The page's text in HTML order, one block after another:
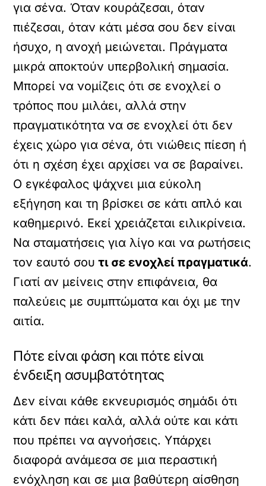
για σένα. Όταν κουράζεσαι, όταν
πιέζεσαι, όταν κάτι μέσα σου δεν είναι
ήσυχο, η ανοχή μειώνεται. Πράγματα
μικρά αποκτούν υπερβολική σημασία.
Μπορεί να νομίζεις ότι σε ενοχλεί ο
τρόπος που μιλάει, αλλά στην
πραγματικότητα να σε ενοχλεί ότι δεν
έχεις χώρο για σένα, ότι νιώθεις πίεση ή
ότι η σχέση έχει αρχίσει να σε βαραίνει.
Ο εγκέφαλος ψάχνει μια εύκολη
εξήγηση και τη βρίσκει σε κάτι απλό και
καθημερινό. Εκεί χρειάζεται ειλικρίνεια.
Να σταματήσεις για λίγο και να ρωτήσεις
τον εαυτό σου τι σε ενοχλεί πραγματικά.
Γιατί αν μείνεις στην επιφάνεια, θα
παλεύεις με συμπτώματα και όχι με την
αιτία.
Πότε είναι φάση και πότε είναι
ένδειξη ασυμβατότητας
Δεν είναι κάθε εκνευρισμός σημάδι ότι
κάτι δεν πάει καλά, αλλά ούτε και κάτι
που πρέπει να αγνοήσεις. Υπάρχει
διαφορά ανάμεσα σε μια περαστική
ενόχληση και σε μια βαθύτερη αίσθηση